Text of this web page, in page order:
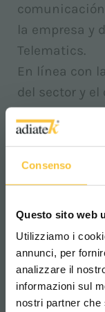
Consenso
Questo sito web
Utilizziamo i
annunci, per
analizzare il
informazioni sul
nostri partner che
la empresa y
Telematics.
En línea con
del sector y
las
está
por parte de
todo el
La
respectiva
panorámica
real de la